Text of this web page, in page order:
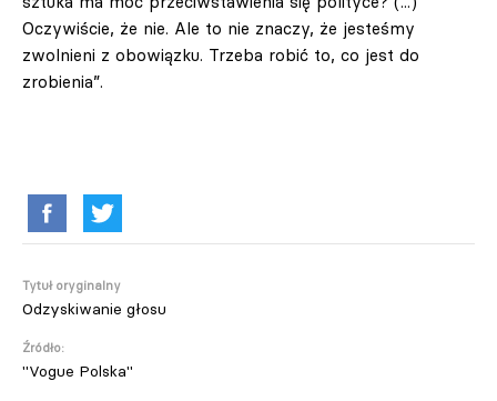
Oczywiście, że nie. Ale to nie znaczy, że jesteśmy
zwolnieni z obowiązku. Trzeba robić to, co jest do
zrobienia”.
Tytuł oryginalny
Odzyskiwanie głosu
Źródło:
"Vogue Polska"